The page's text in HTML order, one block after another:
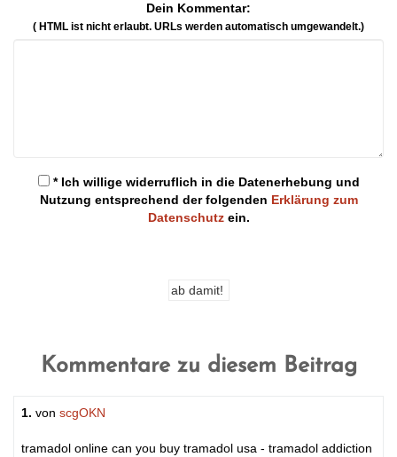
Dein Kommentar:
( HTML ist nicht erlaubt. URLs werden automatisch umgewandelt.)
* Ich willige widerruflich in die Datenerhebung und
Nutzung entsprechend der folgenden Erklärung zum
Datenschutzein.
Kommentare zu diesem Beitrag
1. von scgOKN
tramadol online can you buy tramadol usa - tramadol addiction